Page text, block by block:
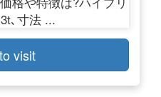
visit